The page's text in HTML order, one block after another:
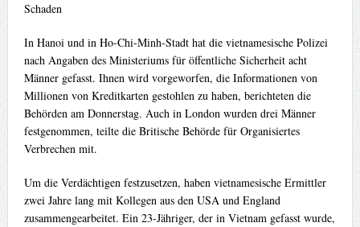
Schaden
In Hanoi und in Ho-Chi-Minh-Stadt hat die vietnamesische Polizei
nach Angaben des Ministeriums für öffentliche Sicherheit acht
Männer gefasst. Ihnen wird vorgeworfen, die Informationen von
Millionen von Kreditkarten gestohlen zu haben, berichteten die
Behörden am Donnerstag. Auch in London wurden drei Männer
festgenommen, teilte die Britische Behörde für Organisiertes
Verbrechen mit.
Um die Verdächtigen festzusetzen, haben vietnamesische Ermittler
zwei Jahre lang mit Kollegen aus den USA und England
zusammengearbeitet. Ein 23-Jähriger, der in Vietnam gefasst wurde,